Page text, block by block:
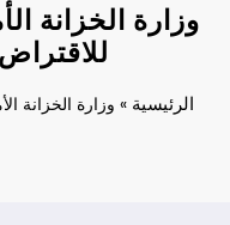
وزارة الخزانة
الرئيسية » وزارة الخزانة